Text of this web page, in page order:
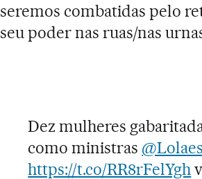
seremos combatidas pelo
seu poder nas ruas/nas
Dez mulheres
como ministras
https://t.co/RR8rFelYgh